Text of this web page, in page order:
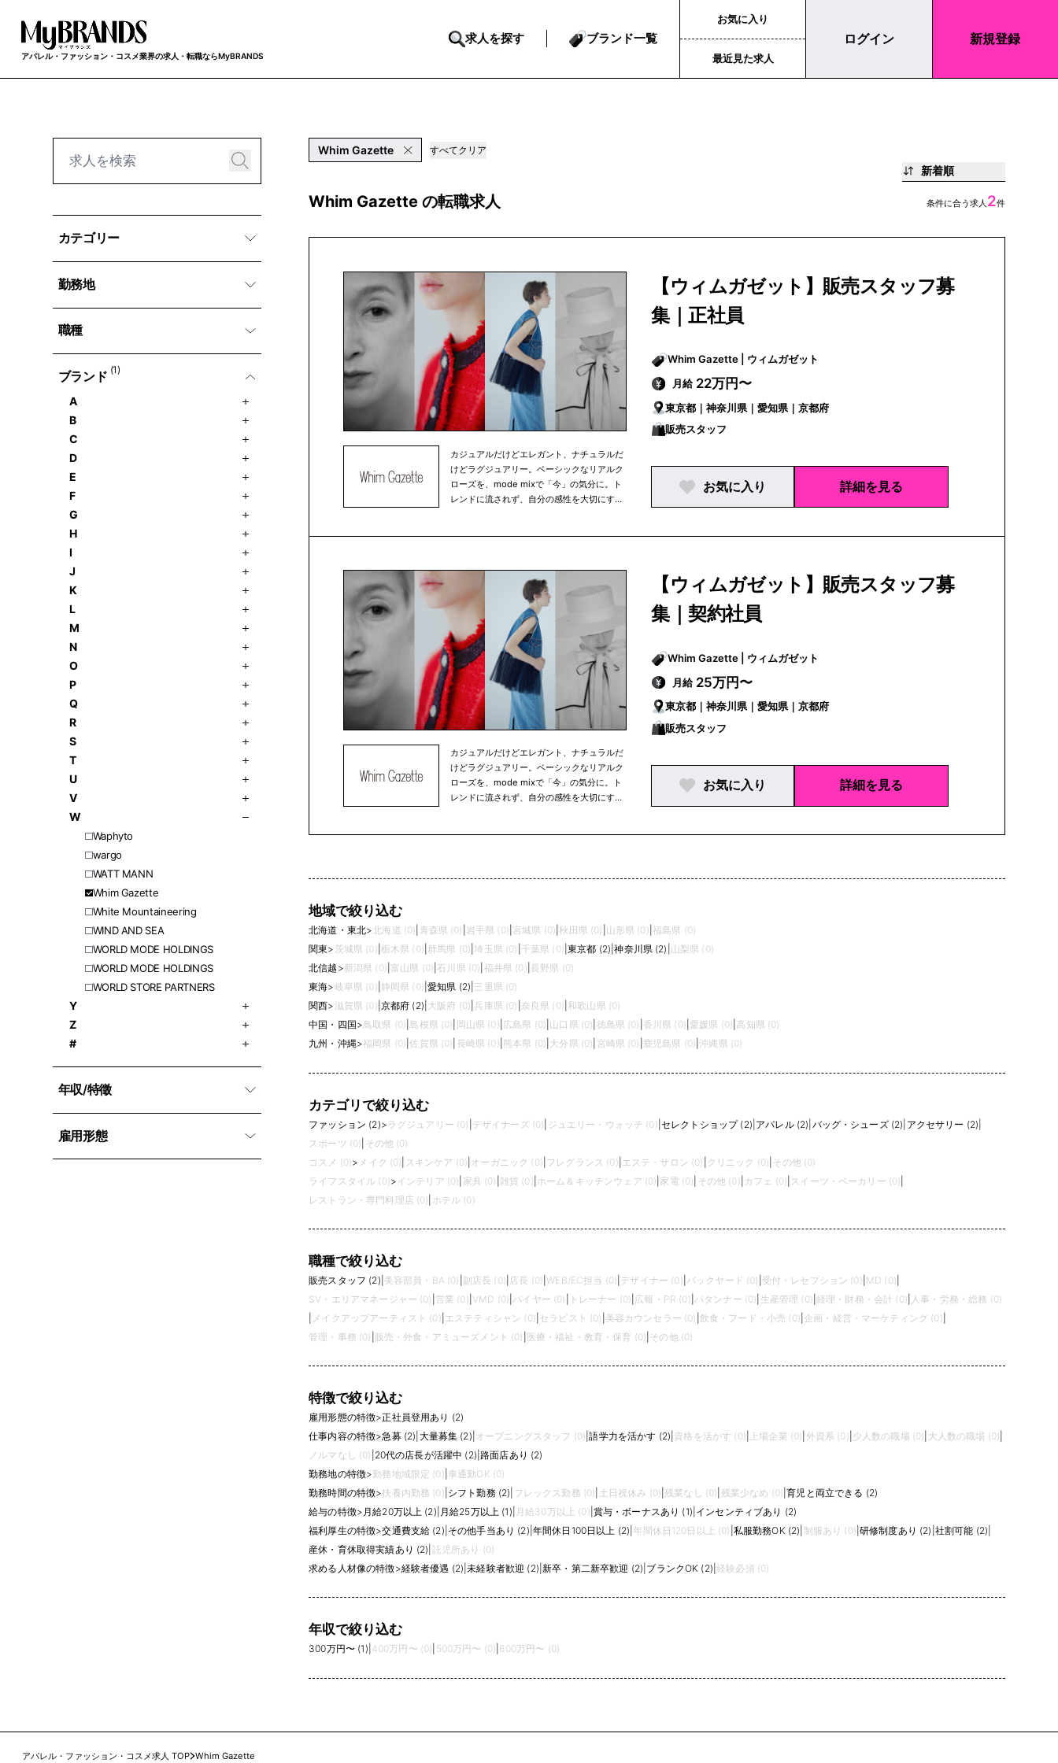
アパレル・ファッション・コスメ業界の求人・転職ならMyBRANDS
求人を探す ブランド一覧
お気に入り
最近見た求人
ログイン 新規登録
カテゴリー
勤務地
職種
ブランド (1)
A
B
C
D
E
F
G
H
I
J
K
L
M
N
O
P
Q
R
S
T
U
V
W
Waphyto
wargo
WATT MANN
Whim Gazette
White Mountaineering
WIND AND SEA
WORLD MODE HOLDINGS
WORLD MODE HOLDINGS
WORLD STORE PARTNERS
Y
Z
#
年収/特徵
雇用形態
Whim Gazette すべてクリア
新着順
Whim Gazette の転職求人 条件に合う求人 2件
カジュアルだけどエレガント、ナチュラルだ
けどラグジュアリー。ベーシックなリアルク
ローズを、mode mixで「今」の気分に。ト
レンドに流されず、自分の感性を大切にする
CIAOPANIC／CIAOPANIC TYPY／
COLLAGE GALLARDAGALANTE／
COLONY 2139／Daily russet／Discoat／
DouDou／Drawing Numbers／ear
PAPILLONNER／GALLARDAGALANTE／
GALLARDAGALANTE OUTLET／IACUCCI
／Kastane／La boutique BonBon／Lattice
／Les Signes／Loungedress／Lui's／
mystic／Omekashi／Pal collection／PAL
GROUP OUTLET／prose verse／RIVE
DROITE／russet／russet OUTLET／salut!
OUTLET／Whim Gazette／WHO'S WHO
gallery／3COINS
【ウィムガゼット】販売スタッフ募
集｜正社員
Whim Gazette | ウィムガゼット
月給 22万円〜
東京都｜神奈川県｜愛知県｜京都府
販売スタッフ
お気に入り 詳細を見る
カジュアルだけどエレガント、ナチュラルだ
けどラグジュアリー。ベーシックなリアルク
ローズを、mode mixで「今」の気分に。ト
レンドに流されず、自分の感性を大切にする
PAPILLONNER／GALLARDAGALANTE／
GALLARDAGALANTE OUTLET／IACUCCI
／Kastane／La boutique BonBon／Lattice
／Les Signes／Loungedress／Lui's／
mystic／Omekashi／Pal collection／PAL
GROUP OUTLET／prose verse／RIVE
DROITE／russet／russet OUTLET／salut!
／SHENERY／un dix cors／un dix cors
OUTLET／Whim Gazette／WHO'S WHO
【ウィムガゼット】販売スタッフ募
集｜契約社員
Whim Gazette | ウィムガゼット
月給 25万円〜
東京都｜神奈川県｜愛知県｜京都府
販売スタッフ
お気に入り 詳細を見る
地域で絞り込む
北海道・東北>北海道 (0) 青森県 (0) 岩手県 (0) |宮城県 (0) |秋田県 (0) 山形県 (0) 福島県 (0)
関東> 茨城県 (0) 栃木県 (0) 群馬県 (0) |埼玉県 (0) 千葉県 (0) |東京都 (2) |神奈川県 (2) 山梨県 (0)
北信越 >新潟県 (0) |富山県 (0) 石川県 (0) 福井県 (0) 長野県 (0)
東海>岐阜県 (0) 静岡県 (0) |愛知県 (2) 三重県 (0)
関西>滋賀県 (0) 京都府 (2) 大阪府 (0) |兵庫県 (0) 奈良県 (0) |和歌山県 (0)
中国・四国>鳥取県 (0) |島根県 (0) 岡山県 (0) 広島県 (0) 山口県 (0) 徳島県 (0) 香川県 (0) |愛媛県 (0) 高知県 (0)
九州・沖縄>福岡県 (0) |佐賀県 (0) 長崎県 (0) 熊本県 (0) 大分県 (0) 宮崎県 (0) 鹿児島県 (0) |沖縄県 (0)
カテゴリで絞り込む
ファッション (2)> ラグジュアリー (0) デザイナーズ (0) ジュエリー・ウォッチ (0) セレクトショップ (2) アパレル (2) バッグ・シューズ (2) アクセサリー (2)
スポーツ (0) その他 (0)
コスメ (0)> メイク (0) スキンケア (0) オーガニック (0) フレグランス (0) エステ・サロン (0) クリニック (0) その他 (0)
ライフスタイル (0)> インテリア (0) 家具 (0) 雑貨 (0) ホーム＆キッチンウェア (0) 家電 (0) その他 (0) カフェ (0) スイーツ・ベーカリー (0)
レストラン・専門料理店 (0) ホテル (0)
職種で絞り込む
販売スタッフ (2) 美容部員・BA (0) 副店長 (0) 店長 (0) WEB/EC担当 (0) デザイナー (0) バックヤード (0) 受付・レセプション (0) MD (0)
SV・エリアマネージャー (0) 営業 (0) VMD (0) バイヤー (0) トレーナー (0) 広報・PR (0) パタンナー (0) 生産管理 (0) |経理・財務・会計 (0) 人事・労務・総務 (0)
メイクアップアーティスト (0) エステティシャン (0) セラピスト (0) 美容カウンセラー (0) 飲食・フード・小売 (0) 企画・経営・マーケティング (0)
管理・事務 (0) 販売・外食・アミューズメント (0) 医療・福祉・教育・保育 (0) その他 (0)
特徴で絞り込む
雇用形態の特徴>正社員登用あり (2)
仕事内容の特徴>急募 (2) 大量募集 (2) オープニングスタッフ (0) |語学力を活かす (2) 資格を活かす (0) 上場企業 (0) 外資系 (0) 少人数の職場 (0) 大人数の職場 (0)
ノルマなし (0) 20代の店長が活躍中 (2) |路面店あり (2)
勤務地の特徴>勤務地域限定 (0) 車通勤OK (0)
勤務時間の特徴>扶養内勤務 (0) シフト勤務 (2) フレックス勤務 (0) 土日祝休み (0) |残業なし (0) 残業少なめ (0) |育児と両立できる (2)
給与の特徴> 月給20万以上 (2) 月給25万以上 (1) 月給30万以上 (0) 賞与・ボーナスあり (1) インセンティブあり (2)
福利厚生の特徴>交通費支給 (2) その他手当あり (2) 年間休日100日以上 (2) 年間休日120日以上 (0) 私服勤務OK (2) 制服あり (0) 研修制度あり (2) 社割可能 (2)
産休・育休取得実績あり (2) 託児所あり (0)
求める人材像の特徴>経験者優遇 (2) |未経験者歓迎 (2) |新卒・第二新卒歓迎 (2) ブランクOK (2) |経験必須 (0)
年収で絞り込む
300万円〜 (1) 400万円〜 (0) 500万円〜 (0) 600万円〜 (0)
アパレル・ファッション・コスメ求人 TOP Whim Gazette